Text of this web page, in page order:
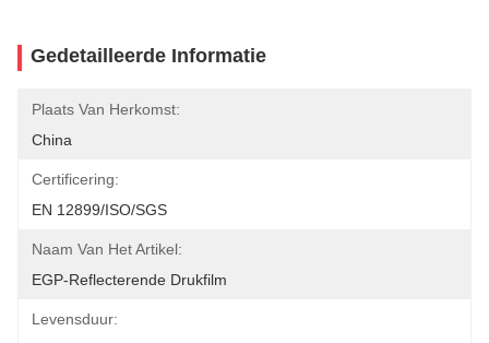
Gedetailleerde Informatie
Plaats Van Herkomst:
China
Certificering:
EN 12899/ISO/SGS
Naam Van Het Artikel:
EGP-Reflecterende Drukfilm
Levensduur: